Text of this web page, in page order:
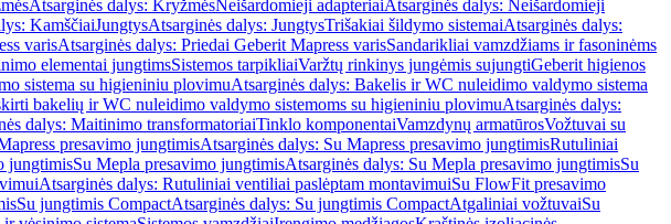
Atsarginės dalys: KryžmėsNeišardomieji adapteriaiAtsarginės dalys: Neišardomieji
KamščiaiJungtysAtsarginės dalys: JungtysTrišakiai šildymo sistemaiAtsarginės dalys:
varisAtsarginės dalys: Priedai Geberit Mapress varisSandarikliai vamzdžiams ir fasoninėms
elementai jungtimsSistemos tarpikliaiVaržtų rinkinys jungėmis sujungtiGeberit higienos
sistema su higieniniu plovimuAtsarginės dalys: Bakelis ir WC nuleidimo valdymo sistema
bakelių ir WC nuleidimo valdymo sistemoms su higieniniu plovimuAtsarginės dalys:
dalys: Maitinimo transformatoriaiTinklo komponentaiVamzdynų armatūrosVožtuvai su
presavimo jungtimisAtsarginės dalys: Su Mapress presavimo jungtimisRutuliniai
jungtimisSu Mepla presavimo jungtimisAtsarginės dalys: Su Mepla presavimo jungtimisSu
Atsarginės dalys: Rutuliniai ventiliai paslėptam montavimuiSu FlowFit presavimo
Su jungtimis CompactAtsarginės dalys: Su jungtimis CompactAtgaliniai vožtuvaiSu